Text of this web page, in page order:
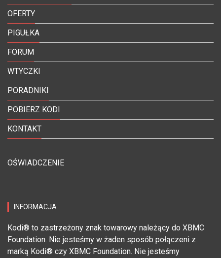
OFERTY
PIGUŁKA
FORUM
WTYCZKI
PORADNIKI
POBIERZ KODI
KONTAKT
OŚWIADCZENIE
INFORMACJA
Kodi® to zastrzeżony znak towarowy należący do XBMC
Foundation. Nie jesteśmy w żaden sposób połączeni z
marką Kodi® czy XBMC Foundation. Nie jesteśmy